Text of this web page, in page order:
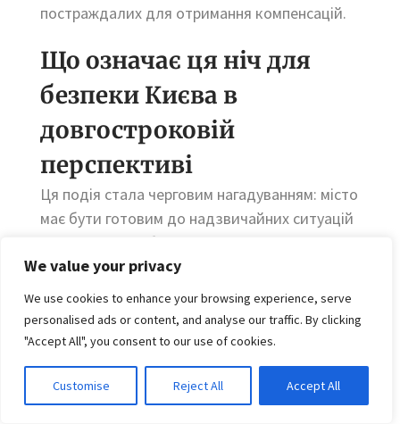
We value your privacy
We use cookies to enhance your browsing experience, serve
personalised ads or content, and analyse our traffic. By clicking
"Accept All", you consent to our use of cookies.
Customise Reject All Accept All
постраждалих для отримання компенсацій.
Що означає ця ніч для
безпеки Києва в
довгостроковій
перспективі
Ця подія стала черговим нагадуванням: місто
має бути готовим до надзвичайних ситуацій
різного масштабу. Посилення систем
раннього попередження і якісні укриття — не
розкіш, а необхідність для великого міста.
Також важливо інвестувати в навчання
допомоги до знання правил евакуації.
Чіткий план дій знижує ризики і врятує